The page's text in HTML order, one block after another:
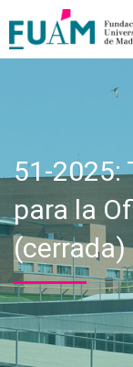
51-2025:
para la
(cerrada)